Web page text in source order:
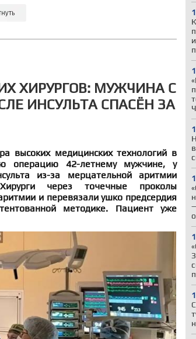
ХИРУРГОВ: МУЖЧИНА С
ИНСУЛЬТА СПАСЁН ЗА
высоких медицинских технологий в
операцию 42-летнему мужчине, у
из-за мерцательной аритмии
через точечные проколы
и перевязали ушко предсердия
методике. Пациент уже